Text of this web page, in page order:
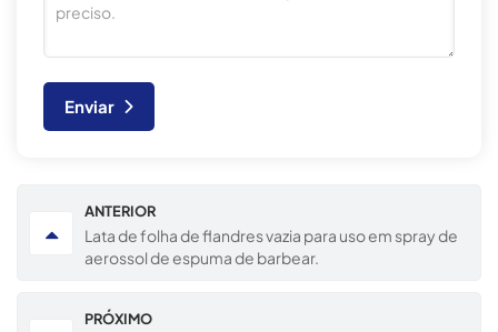
Enviar
ANTERIOR
Lata de folha de flandres vazia para uso em spray de
aerossol de espuma de barbear.
PRÓXIMO